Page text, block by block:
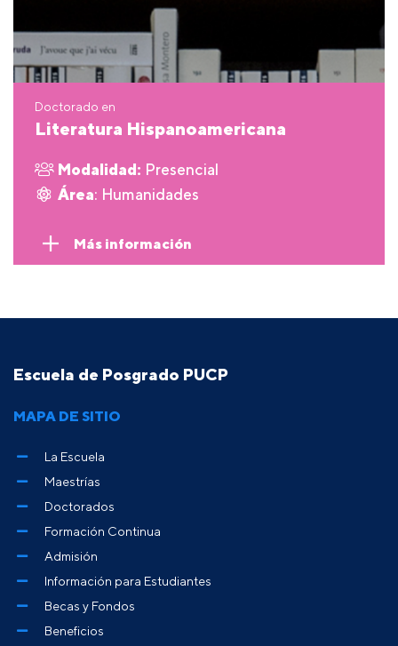
Doctorado en
Literatura Hispanoamericana
Modalidad: Presencial
Área: Humanidades
Más información
Escuela de Posgrado PUCP
MAPA DE SITIO
La Escuela
Maestrías
Doctorados
Formación Continua
Admisión
Información para Estudiantes
Becas y Fondos
Beneficios